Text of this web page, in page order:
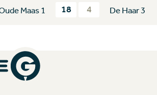
Maas 1 18 De Haar 3
4